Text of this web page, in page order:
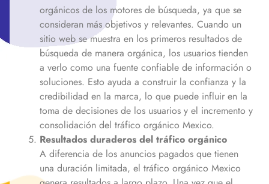
orgánicos de los motores de búsqueda, ya que se
consideran más objetivos y relevantes. Cuando un
sitio web se muestra en los primeros resultados de
búsqueda de manera orgánica, los usuarios tienden
a verlo como una fuente confiable de información o
soluciones. Esto ayuda a construir la confianza y la
credibilidad en la marca, lo que puede influir en la
toma de decisiones de los usuarios y el incremento y
consolidación del tráfico orgánico Mexico.
Resultados duraderos del tráfico orgánico
A diferencia de los anuncios pagados que tienen
una duración limitada, el tráfico orgánico Mexico